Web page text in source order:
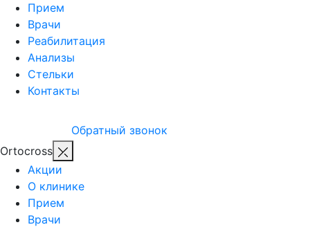
Прием
Врачи
Реабилитация
Анализы
Стельки
Контакты
Обратный звонок
Ortocross
Акции
О клинике
Прием
Врачи